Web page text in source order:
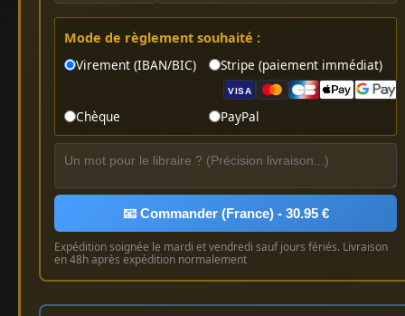
Mode de règlement souhaité :
Virement (IBAN/BIC)
Stripe (paiement immédiat)
VISA
Chèque PayPal
📧 Commander (France) - 30.95 €
Expédition soignée le mardi et vendredi sauf jours fériés. Livraison
en 48h après expédition normalement